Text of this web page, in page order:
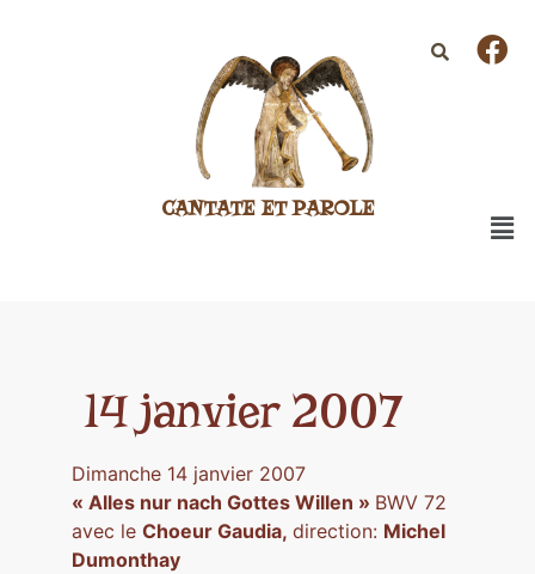
CANTATE ET PAROLE
14 janvier 2007
Dimanche 14 janvier 2007
« Alles nur nach Gottes Willen » BWV 72
avec le Choeur Gaudia, direction: Michel
Dumonthay